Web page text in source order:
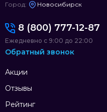
Город: Новосибирск
Акции
Отзывы
Рейтинг
8 (800) 777-12-87
Ежедневно с 9:00 до 22:00
Обратный звонок